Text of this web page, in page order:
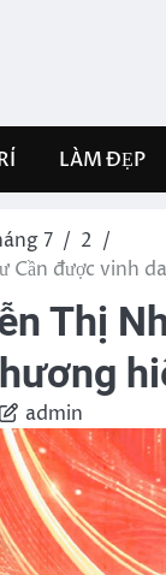
LÀM ĐẸP
7
2
Cần được vinh
Thị
admin